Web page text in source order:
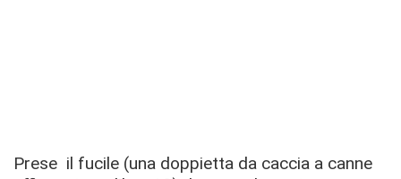
Prese il fucile (una doppietta da caccia a canne